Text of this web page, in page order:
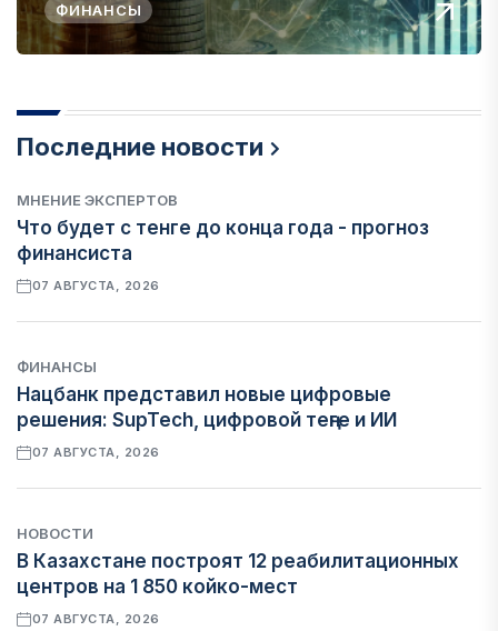
ФИНАНСЫ
Последние новости
МНЕНИЕ ЭКСПЕРТОВ
Что будет с тенге до конца года - прогноз
финансиста
07 АВГУСТА, 2026
ФИНАНСЫ
Нацбанк представил новые цифровые
решения: SupTech, цифровой теңге и ИИ
07 АВГУСТА, 2026
НОВОСТИ
В Казахстане построят 12 реабилитационных
центров на 1 850 койко-мест
07 АВГУСТА, 2026